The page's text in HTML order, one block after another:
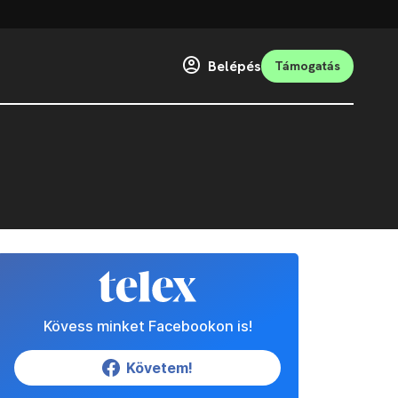
Belépés Támogatás
Kövess minket Facebookon is!
Követem!